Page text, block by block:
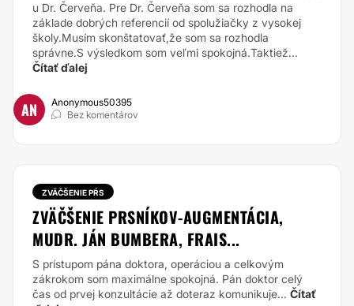
u Dr. Červeňa. Pre Dr. Červeňa som sa rozhodla na
základe dobrých referencií od spolužiačky z vysokej
školy.Musím skonštatovať,že som sa rozhodla
správne.S výsledkom som veľmi spokojná.Taktiež...
Čítať ďalej
AN
Anonymous50395
Bez komentárov
ZVÄČŠENIE PŔS
ZVÄČŠENIE PRSNÍKOV-AUGMENTÁCIA,
MUDR. JÁN BUMBERA, FRAIS...
S prístupom pána doktora, operáciou a celkovým
zákrokom som maximálne spokojná. Pán doktor celý
čas od prvej konzultácie až doteraz komunikuje... Čítať